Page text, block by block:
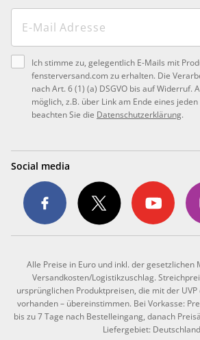
Ich stimme zu, gelegentlich E-Mails mit
fensterversand.com zu erhalten. Die
nach Art. 6 (1) (a) DSGVO bis auf Widerruf.
möglich, z.B. über Link am Ende eines
beachten Sie die Datenschutzerklärung.
Social media
Alle Preise in Euro und inkl. der gesetzlichen
Versandkosten/Logistikzuschlag.
ursprünglichen Produktpreisen, die mit der
vorhanden – übereinstimmen. Bei Vorkasse:
bis zu 7 Tage nach Bestelleingang, danach
Liefergebiet: